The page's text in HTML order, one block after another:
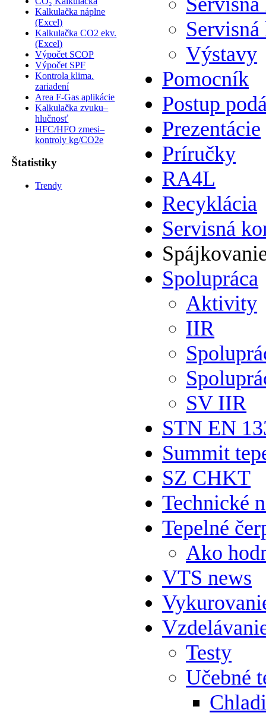
Kalkulačka náplne
(Excel)
Kalkulačka CO2 ekv.
(Excel)
Výpočet SCOP
Výpočet SPF
Kontrola klima.
zariadení
Area F-Gas aplikácie
Kalkulačka zvuku–
hlučnosť
HFC/HFO zmesi–
kontroly kg/CO2e
Štatistiky
Trendy
Výstavy
Pomocník
Postup
Prezentácie
Príručky
RA4L
Recyklácia
Servisná
Spolupráca
Aktivity
IIR
SV IIR
STN EN
Summit
SZ CHKT
Technické
Tepelné
Ako
VTS news
Testy
Učebné